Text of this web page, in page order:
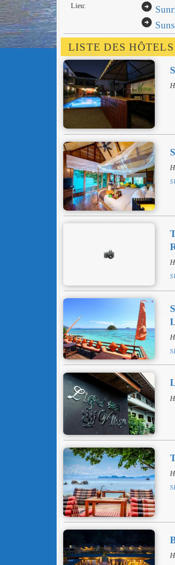
Lieu: arrow_circle_right
arrow_circle_right
LISTE DES